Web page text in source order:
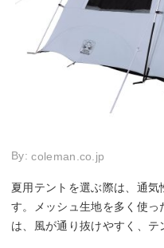
By:coleman.co.jp
夏用テントを選ぶ際は、通
す。メッシュ生地を多く使
は、風が通り抜けやすく、テ